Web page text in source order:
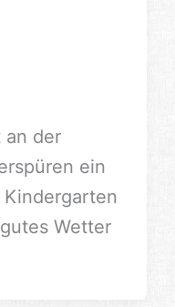
an der
ein
Wetter